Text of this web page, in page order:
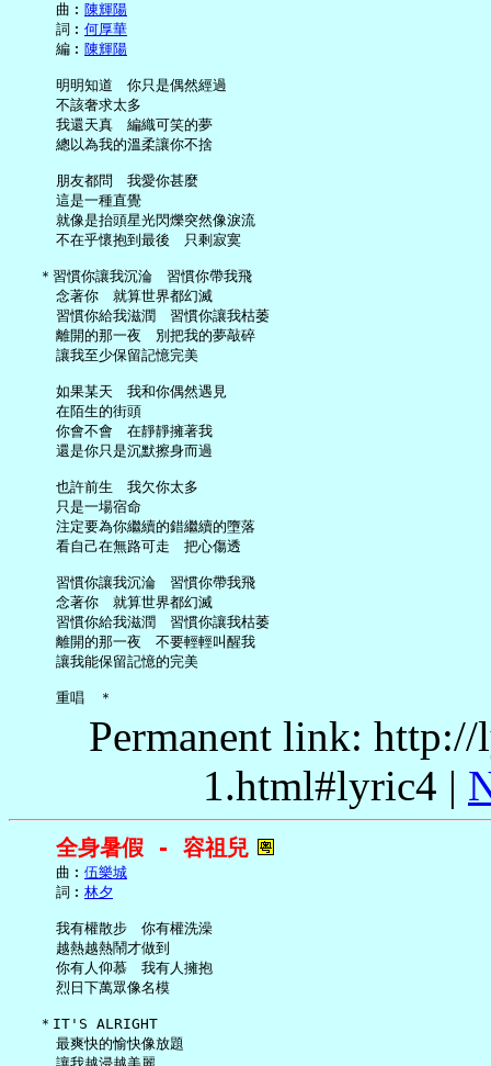
     曲︰
陳輝陽
     詞︰
何厚華
     編︰
陳輝陽
     明明知道　你只是偶然經過
     不該奢求太多
     我還天真　編織可笑的夢
     總以為我的溫柔讓你不捨
     朋友都問　我愛你甚麼
     這是一種直覺
     就像是抬頭星光閃爍突然像淚流
     不在乎懷抱到最後　只剩寂寞
   ＊習慣你讓我沉淪　習慣你帶我飛
     念著你　就算世界都幻滅
     習慣你給我滋潤　習慣你讓我枯萎
     離開的那一夜　別把我的夢敲碎
     讓我至少保留記憶完美
     如果某天　我和你偶然遇見
     在陌生的街頭
     你會不會　在靜靜擁著我
     還是你只是沉默擦身而過
     也許前生　我欠你太多
     只是一場宿命
     注定要為你繼續的錯繼續的墮落
     看自己在無路可走　把心傷透
     習慣你讓我沉淪　習慣你帶我飛
     念著你　就算世界都幻滅
     習慣你給我滋潤　習慣你讓我枯萎
     離開的那一夜　不要輕輕叫醒我
     讓我能保留記憶的完美
Permanent link:
1.html#lyric4 |
全身暑假 - 容祖兒
     曲︰
伍樂城
     詞︰
林夕
     我有權散步　你有權洗澡
     越熱越熱鬧才做到
     你有人仰慕　我有人擁抱
     烈日下萬眾像名模
   ＊IT'S ALRIGHT
     最爽快的愉快像放題